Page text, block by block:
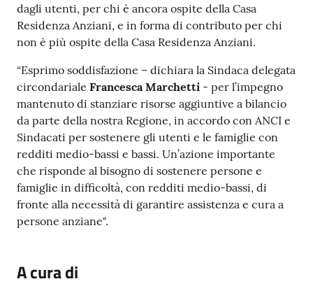
dagli utenti, per chi è ancora ospite della Casa
Residenza Anziani, e in forma di contributo per chi
non è più ospite della Casa Residenza Anziani.
“Esprimo soddisfazione – dichiara la Sindaca delegata
circondariale Francesca Marchetti - per l’impegno
mantenuto di stanziare risorse aggiuntive a bilancio
da parte della nostra Regione, in accordo con ANCI e
Sindacati per sostenere gli utenti e le famiglie con
redditi medio-bassi e bassi. Un’azione importante
che risponde al bisogno di sostenere persone e
famiglie in difficoltà, con redditi medio-bassi, di
fronte alla necessità di garantire assistenza e cura a
persone anziane".
A cura di